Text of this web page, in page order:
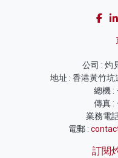
公司 : 灼
地址 : 香港黃竹
總機 :
傳真 :
業務電
電郵 :
訂閱